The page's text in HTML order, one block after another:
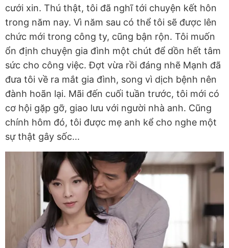
cưới xin. Thú thật, tôi đã nghĩ tới chuyện kết hôn
trong năm nay. Vì năm sau có thể tôi sẽ được lên
chức mới trong công ty, cũng bận rộn. Tôi muốn
ổn định chuyện gia đình một chút để dồn hết tâm
sức cho công việc. Đợt vừa rồi đáng nhẽ Mạnh đã
đưa tôi về ra mắt gia đình, song vì dịch bệnh nên
đành hoãn lại. Mãi đến cuối tuần trước, tôi mới có
cơ hội gặp gỡ, giao lưu với người nhà anh. Cũng
chính hôm đó, tôi được mẹ anh kể cho nghe một
sự thật gây sốc...